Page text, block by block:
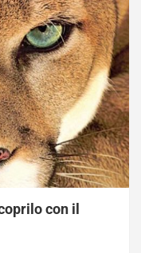
con il